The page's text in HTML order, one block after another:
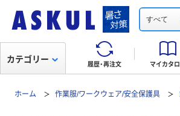
すべて
履歴・再注文 マイカタ
カテゴリー
ホーム 作業服/ワークウェア/安全保護具